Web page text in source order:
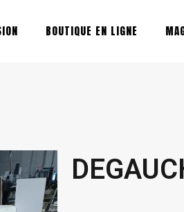
BOUTIQUE EN LIGNE